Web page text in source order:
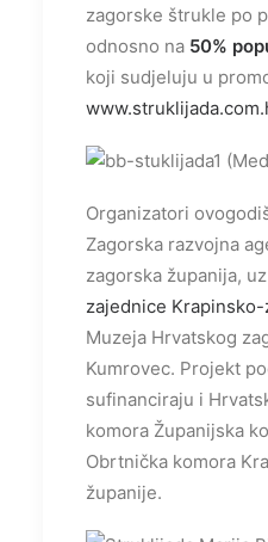
zagorske štrukle po
odnosno na 50%
koji sudjeluju u
Organizatori
Zagorska razvojna
zagorska županija,
zajednice
Muzeja Hrvatskog
Kumrovec. Projekt
sufinanciraju i
komora Županijska
Obrtnička komora
županije.